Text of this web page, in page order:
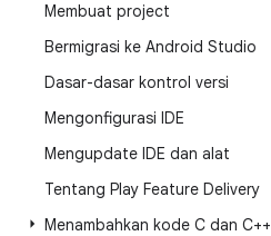
Membuat project
Bermigrasi ke Android Studio
Dasar-dasar kontrol versi
Mengonfigurasi IDE
Mengupdate IDE dan alat
Tentang Play Feature Delivery
Menambahkan kode C dan C++